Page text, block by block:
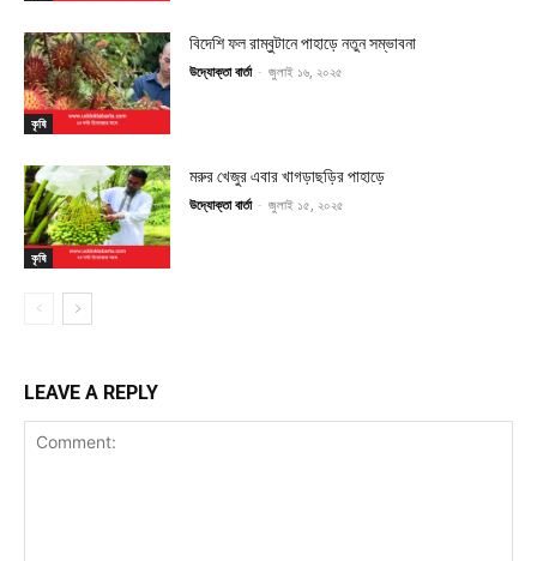
কৃষি
বিদেশি ফল রাম্বুটানে পাহাড়ে নতুন সম্ভাবনা
উদ্যোক্তা বার্তা - জুলাই ১৬, ২০২৫
কৃষি
মরুর খেজুর এবার খাগড়াছড়ির পাহাড়ে
উদ্যোক্তা বার্তা - জুলাই ১৫, ২০২৫
LEAVE A REPLY